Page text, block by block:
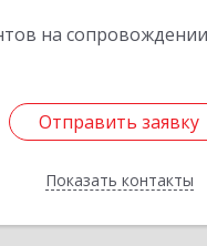
на сопровождении
Отправить заявку
Показать контакты
Отправить заявку
Назад